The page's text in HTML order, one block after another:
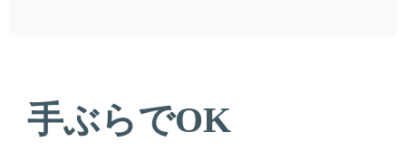
手ぶらでOK